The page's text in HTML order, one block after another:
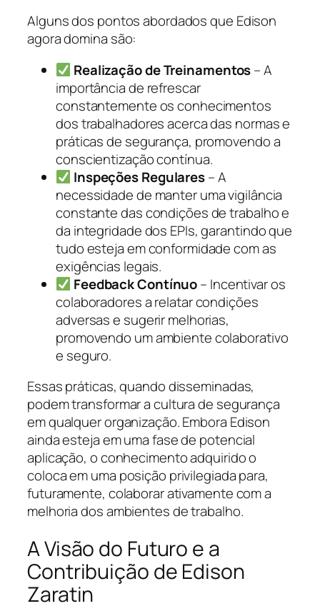
Alguns dos pontos abordados que Edison
agora domina são:
Realização de Treinamentos– A
importância de refrescar
constantemente os conhecimentos
dos trabalhadores acerca das normas e
práticas de segurança, promovendo a
conscientização contínua.
Inspeções Regulares– A
necessidade de manter uma vigilância
constante das condições de trabalho e
da integridade dos EPIs, garantindo que
tudo esteja em conformidade com as
exigências legais.
Feedback Contínuo– Incentivar os
colaboradores a relatar condições
adversas e sugerir melhorias,
promovendo um ambiente colaborativo
e seguro.
Essas práticas, quando disseminadas,
podem transformar a cultura de segurança
em qualquer organização. Embora Edison
ainda esteja em uma fase de potencial
aplicação, o conhecimento adquirido o
coloca em uma posição privilegiada para,
futuramente, colaborar ativamente com a
melhoria dos ambientes de trabalho.
A Visão do Futuro e a
Contribuição de Edison
Zaratin